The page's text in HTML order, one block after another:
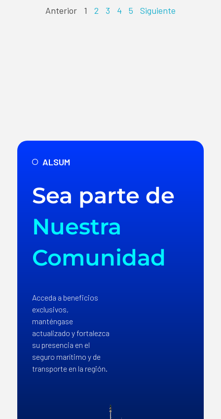
Anterior 1 2 3 4 5 Siguiente
ALSUM
Sea parte de
Nuestra
Comunidad
Acceda a beneficios
exclusivos,
manténgase
actualizado y fortalezca
su presencia en el
seguro marítimo y de
transporte en la región.